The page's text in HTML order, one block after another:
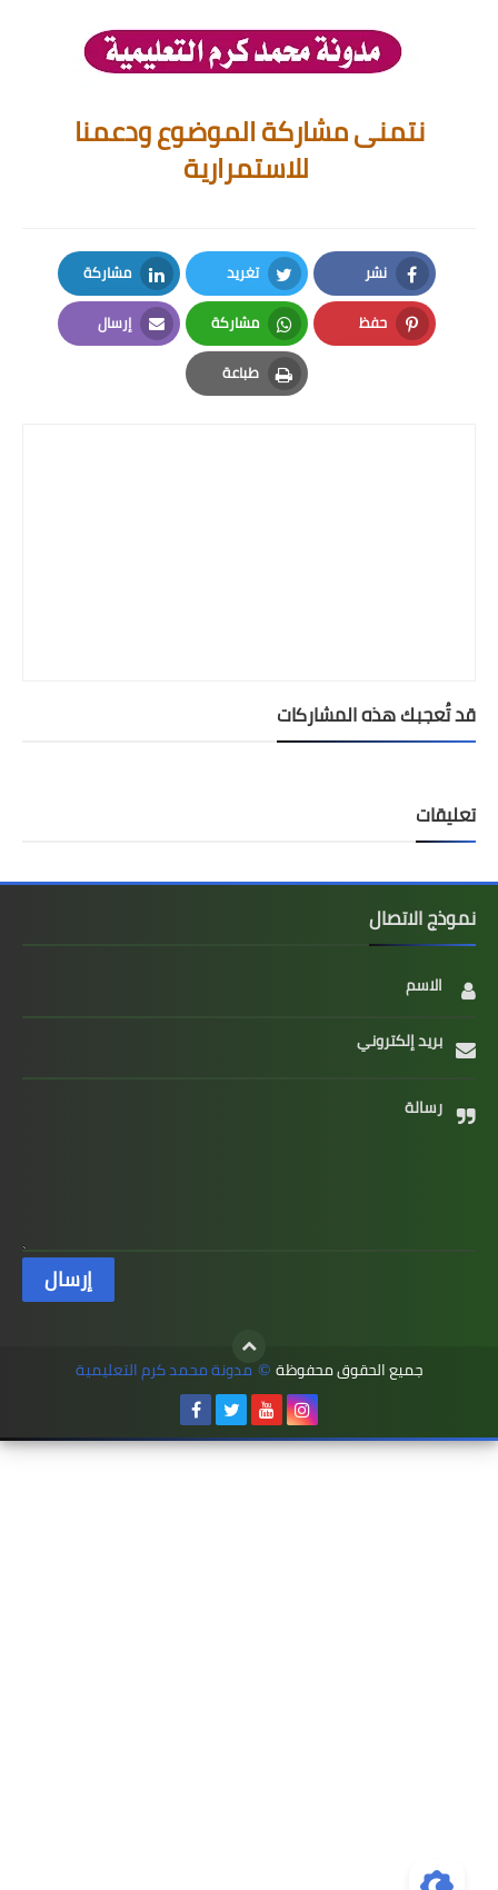
نتمنى مشاركة الموضوع ودعمنا
نشر
Facebook
تغريد
Twitter
مشاركة
LinkedIn
حفظ
Pinterest
مشاركة
Whatsapp
إرسال
Email
طباعة
Print
قد تُعجبك هذه المشاركات
تعليقات
نموذج الاتصال
الاسم
بريد إلكتروني
رسالة
جميع الحقوق محفوظة © مدونة محمد كرم التعليمية